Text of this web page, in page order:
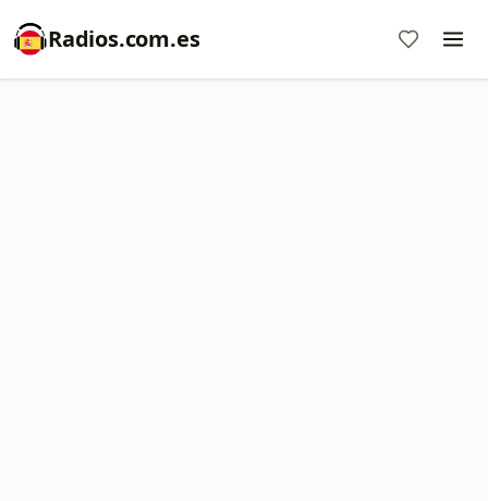
Radios.com.es